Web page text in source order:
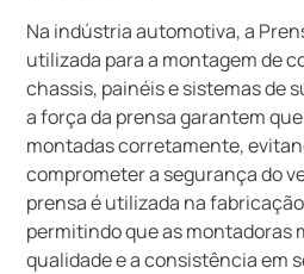
Na indústria automotiva, a
utilizada para a montagem de
chassis, painéis e sistemas de
a força da prensa garantem
montadas corretamente,
comprometer a segurança do
prensa é utilizada na
permitindo que as montadoras
qualidade e a consistência em